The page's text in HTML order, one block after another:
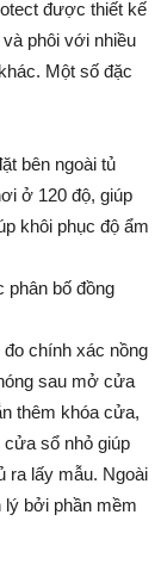
được thiết kế
phôi với nhiều
Một số đặc
bên ngoài tủ
ở 120 độ, giúp
khôi phục độ ẩm
phân bố đồng
chính xác nồng
sau mở cửa
thêm khóa cửa,
sổ nhỏ giúp
ra lấy mẫu. Ngoài
bởi phần mềm